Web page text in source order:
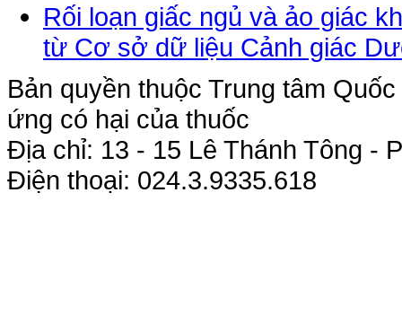
Rối loạn giấc ngủ và ảo giác
từ Cơ sở dữ liệu Cảnh giác
Bản quyền thuộc Trung tâm
ứng có hại của thuốc
Địa chỉ: 13 - 15 Lê Thánh Tông -
Điện thoại: 024.3.9335.618